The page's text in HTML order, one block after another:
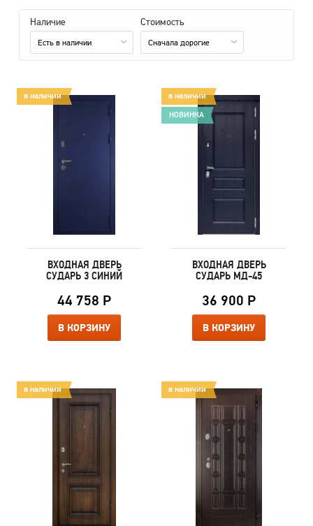
Наличие
Есть в наличии
Стоимость
Сначала дорогие
в наличии
ВХОДНАЯ ДВЕРЬ
СУДАРЬ 3 СИНИЙ
44 758 Р
В КОРЗИНУ
в наличии
НОВИНКА
ВХОДНАЯ ДВЕРЬ
СУДАРЬ МД-45
36 900 Р
В КОРЗИНУ
в наличии в наличии